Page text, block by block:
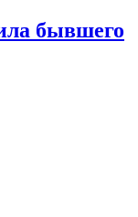
бывшего